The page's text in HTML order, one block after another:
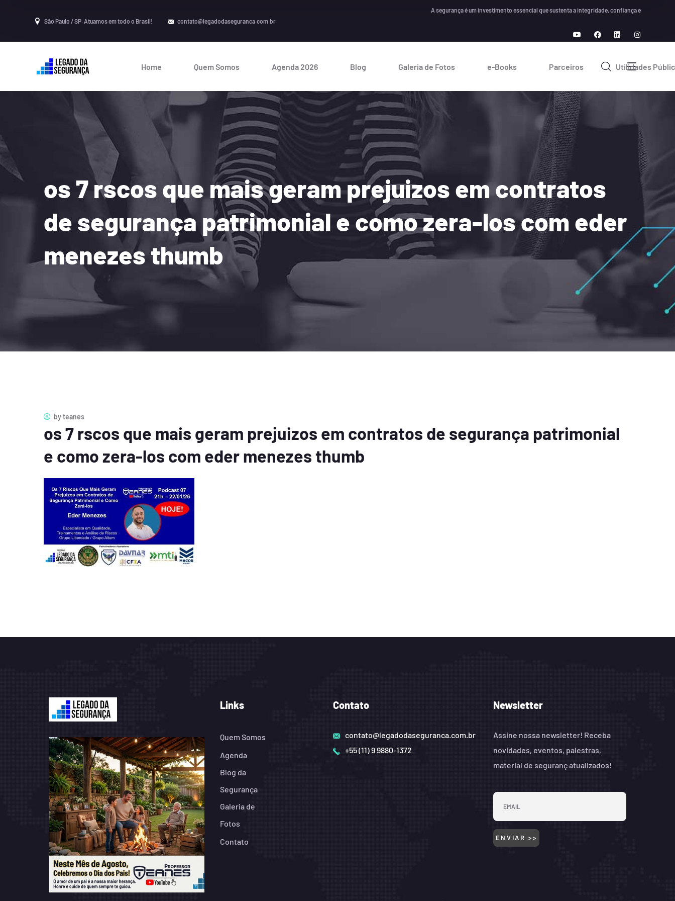
São Paulo / SP. Atuamos em todo o Brasil! contato@legadodaseguranca.com.br
A segurança é um investimento essencial que sustenta a integridade, confiança e crescimento a
Home Quem Somos Agenda 2026 Blog Galeria de Fotos e-Books Parceiros Utilidades
os 7 rscos que mais geram prejuizos em contratos
de segurança patrimonial e como zera-los com eder
menezes thumb
byteanes
os 7 rscos que mais geram prejuizos em contratos de segurança patrimonial
e como zera-los com eder menezes thumb
Links
Quem Somos
Agenda
Blog da
Segurança
Galeria de
Fotos
Contato
Contato
contato@legadodaseguranca.com.br
+55 (11) 9 9880-1372
Newsletter
Assine nossa newsletter! Receba
novidades, eventos, palestras,
material de seguranç atualizados!